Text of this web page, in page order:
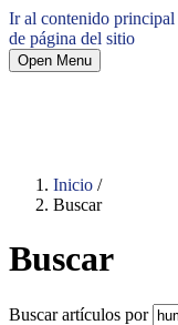
Ir al contenido principal
de página del sitio
Open Menu
Inicio /
Buscar
Buscar
Buscar artículos por